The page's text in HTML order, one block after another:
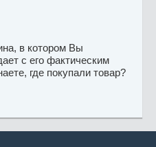
в котором Вы
с его фактическим
где покупали товар?